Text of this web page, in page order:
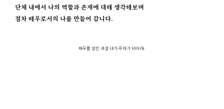
단체 내에서 나의 역할과 존재에 대해 생각해보며
점차 배우로서의 나를 만들어 갑니다.
배우를 향한 과정 내가 주체가 되어라!